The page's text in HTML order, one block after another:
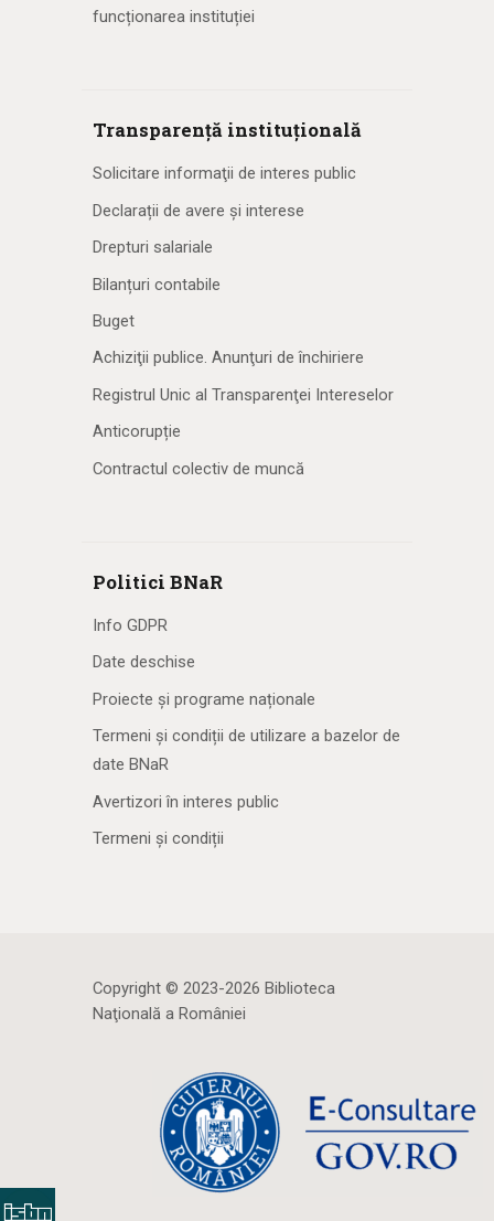
funcționarea instituției
Transparență instituțională
Solicitare informaţii de interes public
Declarații de avere și interese
Drepturi salariale
Bilanțuri contabile
Buget
Achiziţii publice. Anunţuri de închiriere
Registrul Unic al Transparenţei Intereselor
Anticorupție
Contractul colectiv de muncă
Politici BNaR
Info GDPR
Date deschise
Proiecte și programe naționale
Termeni și condiții de utilizare a bazelor de
date BNaR
Avertizori în interes public
Termeni și condiții
Copyright © 2023-2026 Biblioteca
Naţională a României